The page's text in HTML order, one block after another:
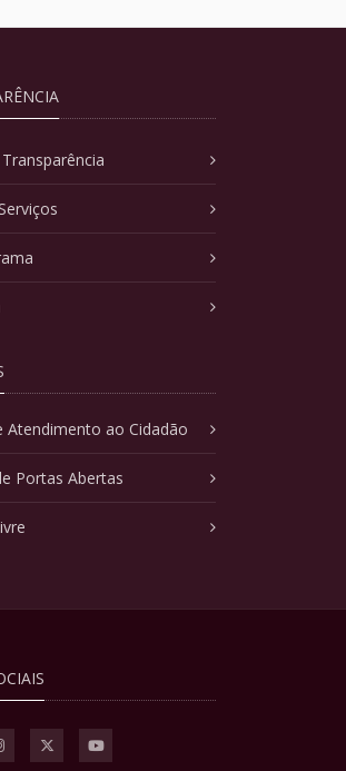
Atendimento ao Cidadão
Portas Abertas